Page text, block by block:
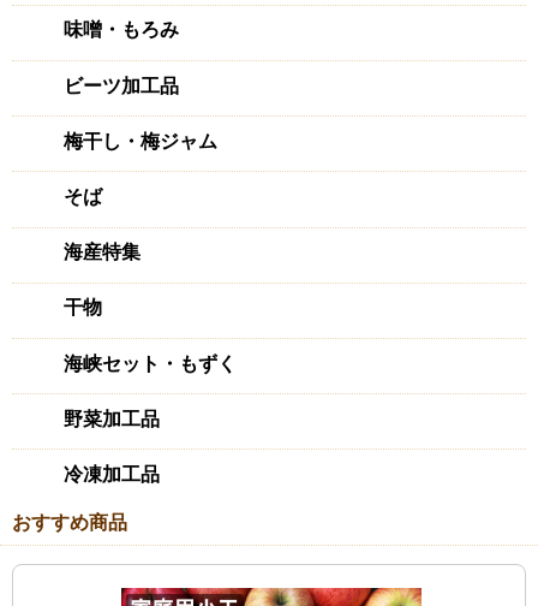
味噌・もろみ
ビーツ加工品
梅干し・梅ジャム
そば
海産特集
干物
海峡セット・もずく
野菜加工品
冷凍加工品
おすすめ商品